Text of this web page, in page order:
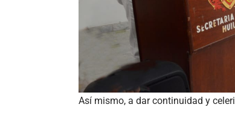
Así mismo, a dar continuidad y